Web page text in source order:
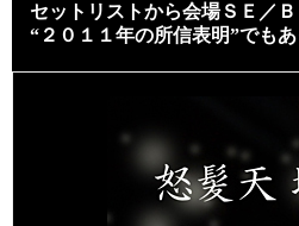
セットリストから会場ＳＥ／
“２０１１年の所信表明”でも